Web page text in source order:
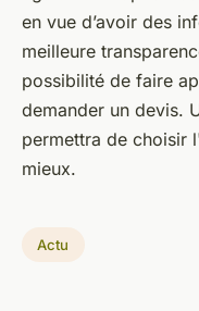
en vue d’avoir des
meilleure
possibilité de faire
demander un devis.
permettra de choisir
mieux.
Actu